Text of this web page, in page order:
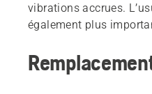
vibrations accrues.
également plus